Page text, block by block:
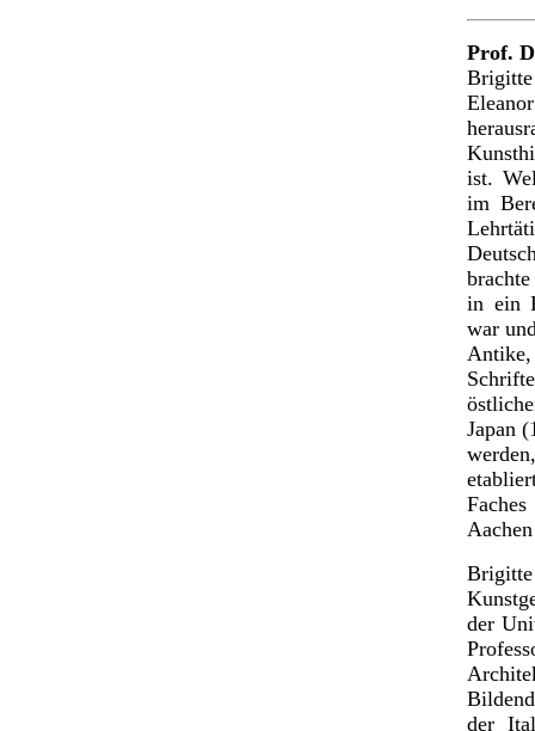
Prof.
Brigitte
ist.
im
in ein
war
Japan
der
der